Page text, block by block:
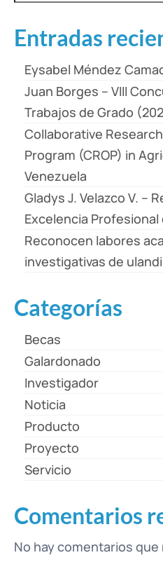
Entradas
Eysabel Méndez
Juan Borges – VIII
Trabajos de Grado
Collaborative
Program (CROP) in
Venezuela
Gladys J. Velazco V. –
Excelencia Profesional
Reconocen labores
investigativas de
Categorías
Becas
Galardonado
Investigador
Noticia
Producto
Proyecto
Servicio
Comentarios
No hay comentarios que